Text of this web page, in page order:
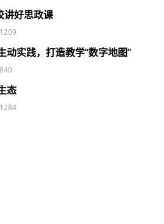
讲好思政课
1209
动实践，打造教学“数字地图”
840
态
1284